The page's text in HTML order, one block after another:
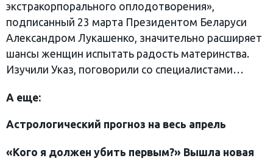
экстракорпорального оплодотворения»,
подписанный 23 марта Президентом Беларуси
Александром Лукашенко, значительно расширяет
шансы женщин испытать радость материнства.
Изучили Указ, поговорили со специалистами…
А еще:
Астрологический прогноз на весь апрель
«Кого я должен убить первым?» Вышла новая